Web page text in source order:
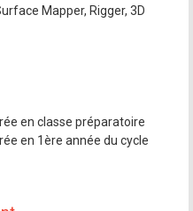
Mapper, Rigger, 3D
en classe préparatoire
en 1ère année du cycle